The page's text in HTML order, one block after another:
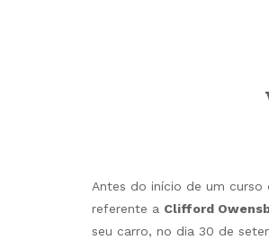
Antes do início de um curso
referente a Clifford
seu carro, no dia 30 de